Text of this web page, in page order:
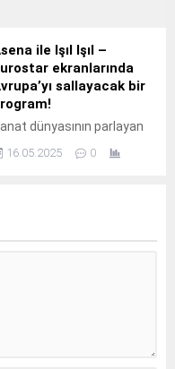
ile Işıl Işıl –
ekranlarında
sallayacak bir
dünyasının parlayan
bambaşka bir ışıltı
16.05.2025 0